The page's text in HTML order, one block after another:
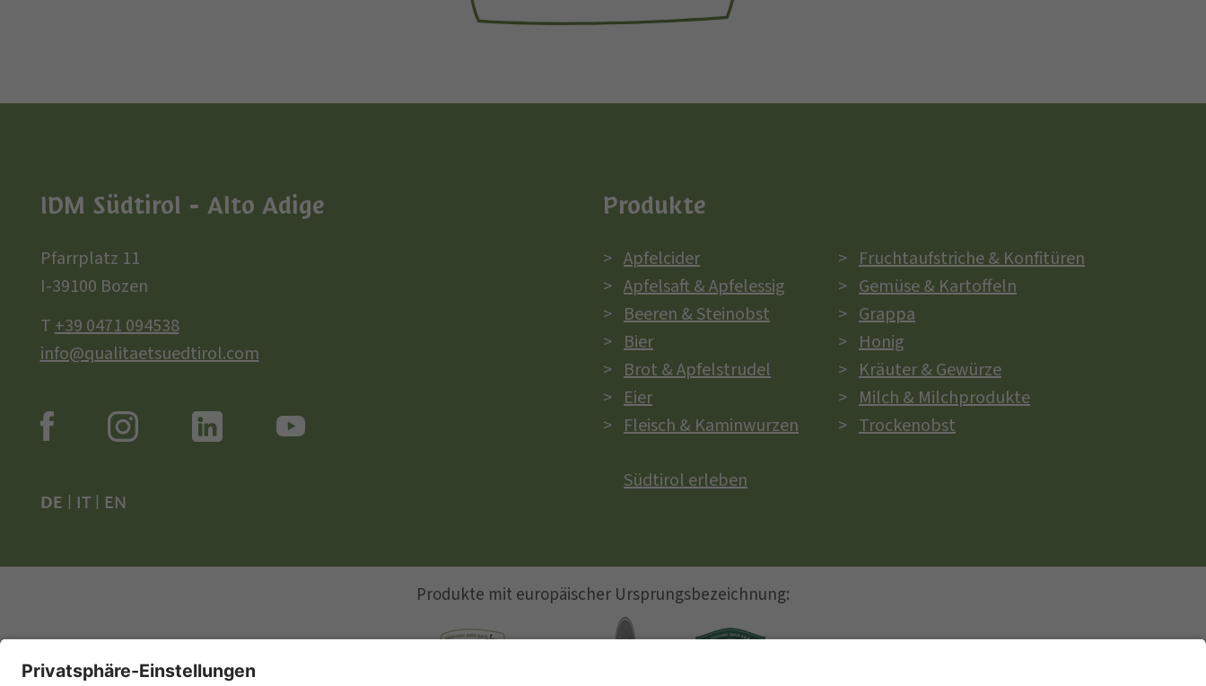
IDM Südtirol - Alto Adige
Pfarrplatz 11
I-39100 Bozen
T+39 0471 094538
info@qualitaetsuedtirol.com
DE IT| EN
Produkte
Apfelcider
Apfelsaft & Apfelessig
Beeren & Steinobst
Bier
Brot & Apfelstrudel
Eier
Fleisch & Kaminwurzen
Fruchtaufstriche & Konfitüren
Gemüse & Kartoffeln
Grappa
Honig
Kräuter & Gewürze
Milch & Milchprodukte
Trockenobst
Südtirol erleben
Produkte mit europäischer Ursprungsbezeichnung: